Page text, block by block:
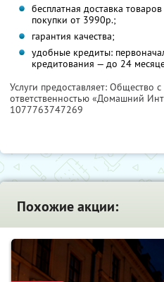
бесплатная доставка
покупки от 3990р.;
гарантия качества;
удобные кредиты:
кредитования — до 24
Услуги предоставляет: Общество
ответственностью «Домашний
1077763747269
Похожие акции: